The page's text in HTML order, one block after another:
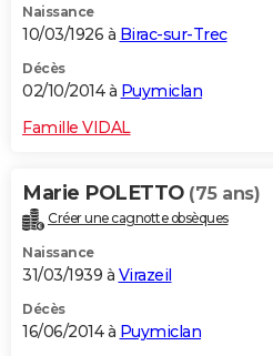
Naissance
10/03/1926 à Birac-sur-Trec
Décès
02/10/2014 à Puymiclan
Famille VIDAL
Marie POLETTO (75 ans)
Créer une cagnotte obsèques
Naissance
31/03/1939 à Virazeil
Décès
16/06/2014 à Puymiclan